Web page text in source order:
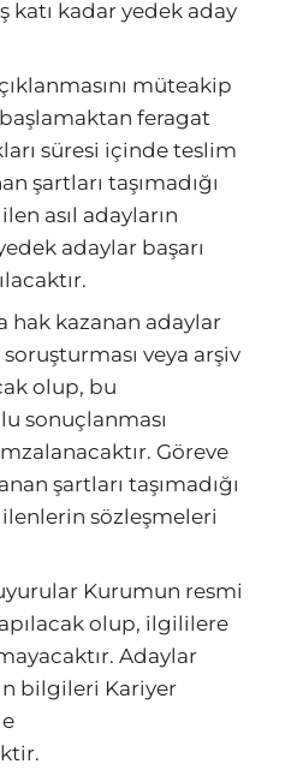
katı kadar yedek aday
müteakip
feragat
süresi içinde teslim
şartları taşımadığı
asıl adayların
adaylar başarı
hak kazanan adaylar
veya arşiv
olup, bu
sonuçlanması
Göreve
şartları taşımadığı
sözleşmeleri
Kurumun resmi
olup, ilgililere
Adaylar
bilgileri Kariyer